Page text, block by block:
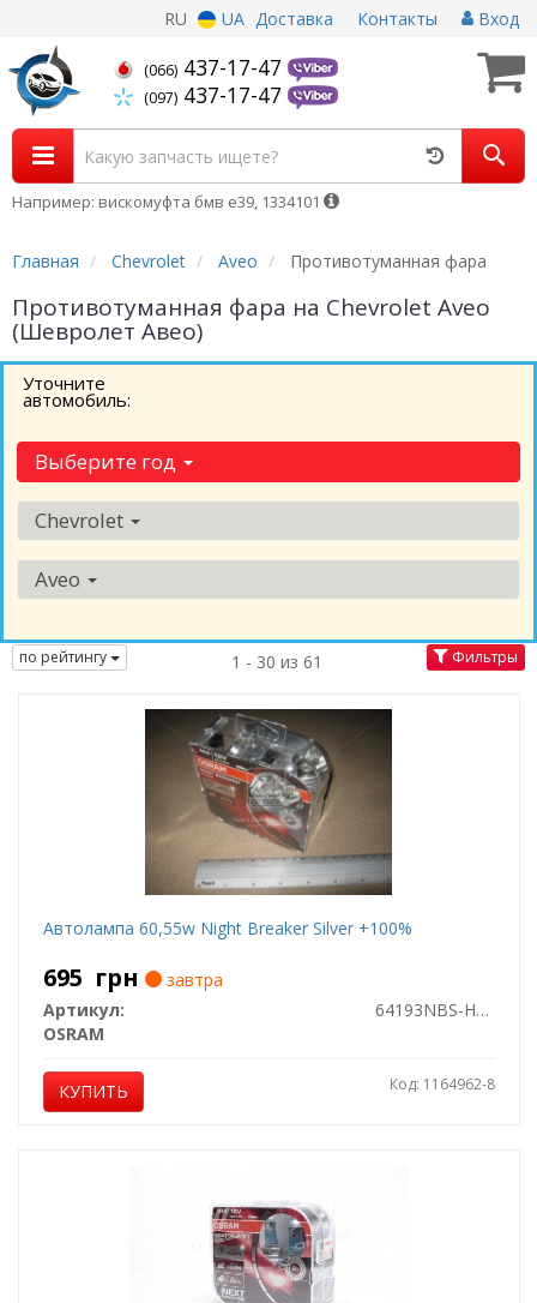
RU UA Доставка Контакты Вход
(066) 437-17-47
(097) 437-17-47
Например: вискомуфта бмв е39, 1334101
Главная Chevrolet Aveo Противотуманная фара
Противотуманная фара на Chevrolet Aveo
(Шевролет Авео)
Уточните
автомобиль:
Выберите год
Chevrolet
Aveo
по рейтингу 1 - 30 из 61 Фильтры
Автолампа 60,55w Night Breaker Silver +100%
695 грн
завтра
Артикул:
64193NBS-HCB
OSRAM
КУПИТЬ Код: 1164962-8